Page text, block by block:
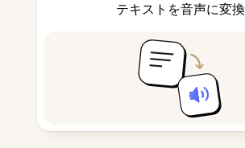
テキストを音声に変換